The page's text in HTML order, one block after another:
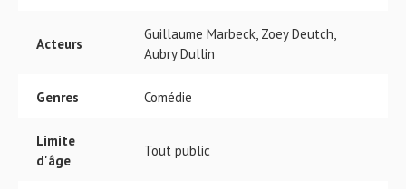
Acteurs
Guillaume Marbeck, Zoey Deutch,
Aubry Dullin
Genres Comédie
Limite
d'âge
Tout public